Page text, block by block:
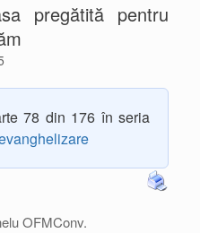
pregătită pentru
78 din 176 în seria
OFMConv.